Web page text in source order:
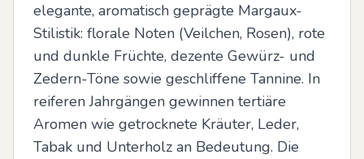
elegante, aromatisch geprägte Margaux-
Stilistik: florale Noten (Veilchen, Rosen), rote
und dunkle Früchte, dezente Gewürz- und
Zedern-Töne sowie geschliffene Tannine. In
reiferen Jahrgängen gewinnen tertiäre
Aromen wie getrocknete Kräuter, Leder,
Tabak und Unterholz an Bedeutung. Die